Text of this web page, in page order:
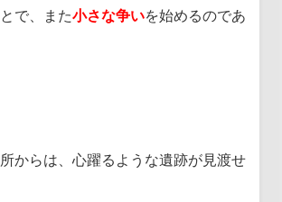
で、また小さな争いを始めるのであ
からは、心躍るような遺跡が見渡せ